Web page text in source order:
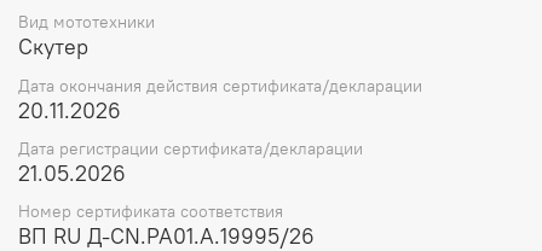
Вид мототехники
Скутер
Дата окончания действия сертификата/декларации
20.11.2026
Дата регистрации сертификата/декларации
21.05.2026
Номер сертификата соответствия
ВП RU Д-CN.РА01.А.19995/26